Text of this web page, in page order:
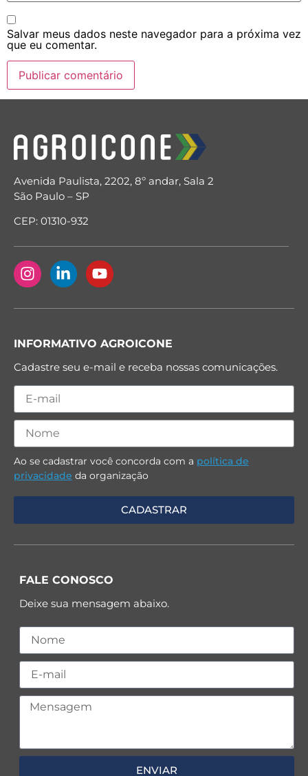
Salvar meus dados neste navegador para a próxima vez
que eu comentar.
Avenida Paulista, 2202, 8º andar, Sala 2
São Paulo – SP
CEP: 01310-932
INFORMATIVO AGROICONE
Cadastre seu e-mail e receba nossas comunicações.
Ao se cadastrar você concorda com a política de
privacidade da organização
FALE CONOSCO
Deixe sua mensagem abaixo.
ENVIAR